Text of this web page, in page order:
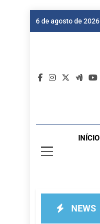
6 de agosto de 2026
INÍCIO
NEWS